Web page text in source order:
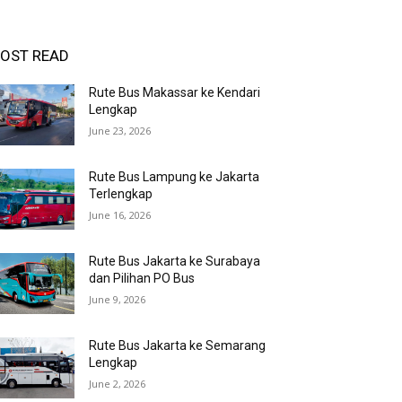
READ
Rute Bus Makassar ke Kendari
Lengkap
June 23, 2026
Rute Bus Lampung ke Jakarta
Terlengkap
June 16, 2026
Rute Bus Jakarta ke Surabaya
dan Pilihan PO Bus
June 9, 2026
Rute Bus Jakarta ke Semarang
Lengkap
June 2, 2026